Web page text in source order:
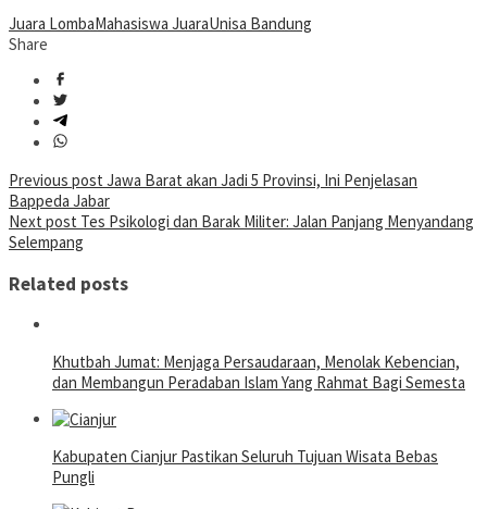
Juara LombaMahasiswa JuaraUnisa Bandung
Share
Post
navigation
Previous post Jawa Barat akan Jadi 5 Provinsi, Ini Penjelasan
Bappeda Jabar
Next post Tes Psikologi dan Barak Militer: Jalan Panjang Menyandang
Selempang
Related posts
Khutbah Jumat: Menjaga Persaudaraan, Menolak Kebencian,
dan Membangun Peradaban Islam Yang Rahmat Bagi Semesta
Kabupaten Cianjur Pastikan Seluruh Tujuan Wisata Bebas
Pungli